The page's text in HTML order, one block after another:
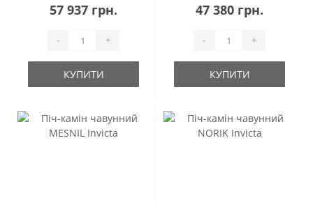
57 937 грн.
- +
КУПИТИ
47 380 грн.
- +
КУПИТИ